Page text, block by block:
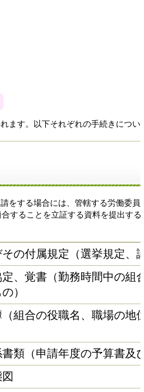
ます。以下それぞれの手続きについ
をする場合には、管轄する労働委
することを立証する資料を提出す
の付属規定（選挙規定、
、覚書（勤務時間中の組
）
組合の役職名、職場の地
類（申請年度の予算書及